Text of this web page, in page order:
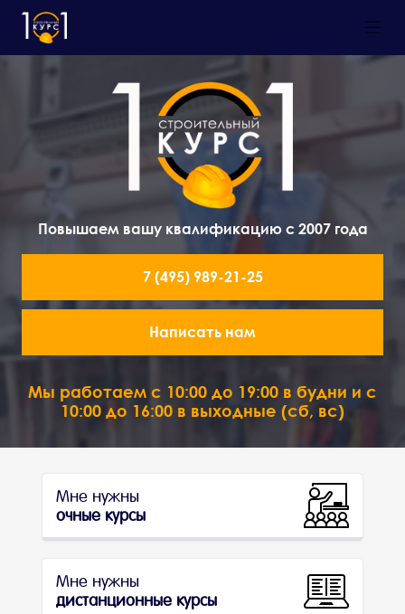
Повышаем вашу квалификацию с 2007 года
7 (495) 989-21-25
Написать нам
Мы работаем с 10:00 до 19:00 в будни и с
10:00 до 16:00 в выходные (сб, вс)
Мне нужны
очные курсы
Мне нужны
дистанционные курсы